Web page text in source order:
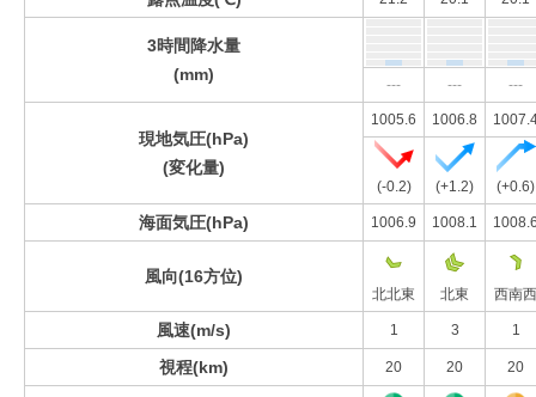
3時間降水量
(mm)
--- --- ---
現地気圧(hPa)
(変化量)
1005.6 1006.8
(-0.2) (+1.2) (+0.6)
海面気圧(hPa) 1006.9 1008.1
風向(16方位)
北北東 北東 西南西
風速(m/s) 1 3 1
視程(km) 20 20 20